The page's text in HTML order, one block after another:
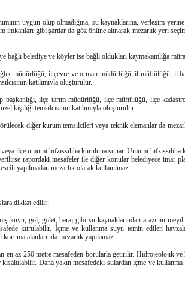
uygun olup olmadığına, su kaynaklarına, yerleşim
gibi şartlar da göz önüne alınarak mezarlık yeri
belediye ve köyler ise bağlı oldukları kaymakamlığa
müdürlüğü, il çevre ve orman müdürlüğü, il müftülüğü, il
katılımıyla oluşturulur.
başkanlığı, ilçe tarım müdürlüğü, ilçe müftülüğü, ilçe
kişiliği temsilcisinin katılımıyla oluşturulur.
diğer kurum temsilcileri veya teknik elemanlar da
ilçe umumi hıfzıssıhha kuruluna sunar. Umumi
rapordaki mesafeler ile diğer konular belediyece imar
yapılmadan mezarlık olarak kullanılmaz.
dikkat edilir:
kuyu, göl, gölet, baraj gibi su kaynaklarından arazinin meyil
kurulabilir. İçme ve kullanma suyu temin edilen
alanlarında mezarlık yapılamaz.
en az 250 metre mesafeden borularla getirilir. Hidrojeolojik
Daha yakın mesafedeki sulardan içme ve